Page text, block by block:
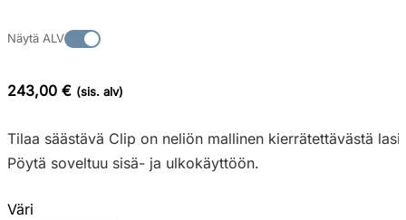
Näytä ALV
243,00 € (sis. alv)
Tilaa säästävä Clip on neliön mallinen kierrätettävästä
Pöytä soveltuu sisä- ja ulkokäyttöön.
Väri